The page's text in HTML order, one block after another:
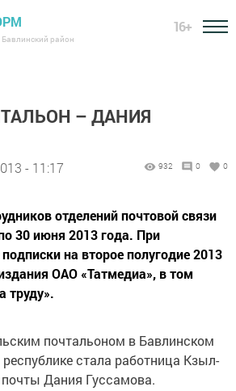
Бавлинский район
16+
– ДАНИЯ
- 11:17 932 0 0
отделений почтовой связи
30 июня 2013 года. При
на второе полугодие 2013
ОАО «Татмедиа», в том
труду».
почтальоном в Бавлинском
стала работница Кзыл-
почты Дания Гуссамова.